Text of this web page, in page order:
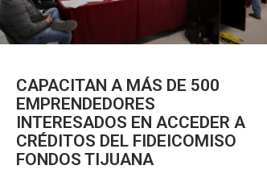
CAPACITAN A MÁS DE 500
EMPRENDEDORES
INTERESADOS EN ACCEDER A
CRÉDITOS DEL FIDEICOMISO
FONDOS TIJUANA